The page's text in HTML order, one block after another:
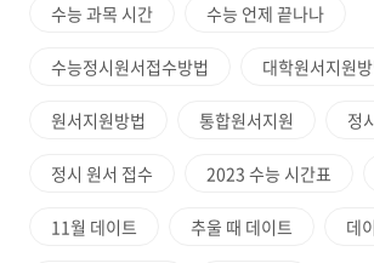
수능 과목 시간 수능 언제 끝나나
수능정시원서접수방법 대학원서지원
원서지원방법 통합원서지원 정
정시 원서 접수 2023 수능 시간표
11월 데이트 추울 때 데이트 데